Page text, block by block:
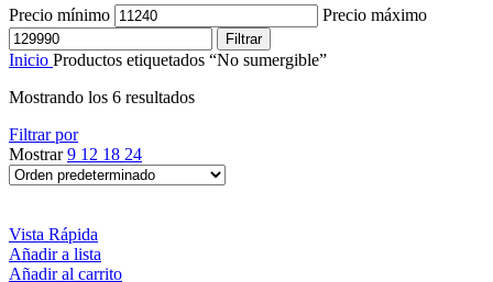
Precio mínimo Precio máximo
Filtrar
Inicio Productos etiquetados “No sumergible”
Mostrando los 6 resultados
Filtrar por
Mostrar9 12 18 24
Vista Rápida
Añadir a lista
Añadir al carrito